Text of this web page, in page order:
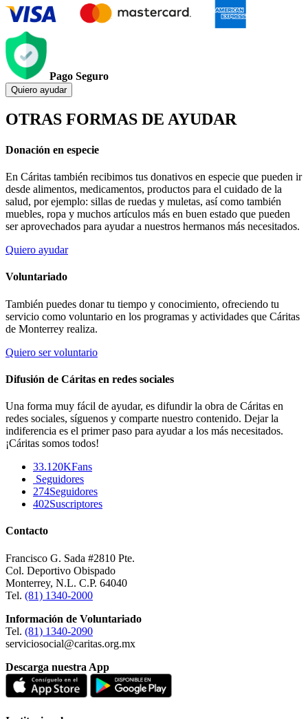
Pago Seguro
Quiero ayudar
OTRAS FORMAS DE AYUDAR
Donación en especie
En Cáritas también recibimos tus donativos en especie que pueden ir
desde alimentos, medicamentos, productos para el cuidado de la
salud, por ejemplo: sillas de ruedas y muletas, así como también
muebles, ropa y muchos artículos más en buen estado que pueden
ser aprovechados para ayudar a nuestros hermanos más necesitados.
Quiero ayudar
Voluntariado
También puedes donar tu tiempo y conocimiento, ofreciendo tu
servicio como voluntario en los programas y actividades que Cáritas
de Monterrey realiza.
Quiero ser voluntario
Difusión de Cáritas en redes sociales
Una forma muy fácil de ayudar, es difundir la obra de Cáritas en
redes sociales, síguenos y comparte nuestro contenido. Dejar la
indiferencia es el primer paso para ayudar a los más necesitados.
¡Cáritas somos todos!
33.120KFans
Seguidores
274Seguidores
402Suscriptores
Contacto
Francisco G. Sada #2810 Pte.
Col. Deportivo Obispado
Monterrey, N.L. C.P. 64040
Tel. (81) 1340-2000
Información de Voluntariado
Tel. (81) 1340-2090
serviciosocial@caritas.org.mx
Descarga nuestra App